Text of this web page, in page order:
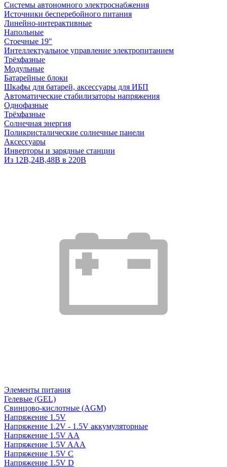
Системы автономного электроснабжения
Источники бесперебойного питания
Линейно-интерактивные
Напольные
Стоечные 19"
Интеллектуальное управление электропитанием
Трёхфазные
Модульные
Батарейные блоки
Шкафы для батарей, аксессуары для ИБП
Автоматические стабилизаторы напряжения
Однофазные
Трёхфазные
Солнечная энергия
Поликристалические солнечные панели
Аксессуары
Инверторы и зарядные станции
Из 12В,24В,48В в 220В
Элементы питания
Гелевые (GEL)
Свинцово-кислотные (AGM)
Напряжение 1.5V
Напряжение 1.2V - 1.5V аккумуляторные
Напряжение 1.5V AA
Напряжение 1.5V AAA
Напряжение 1.5V C
Напряжение 1.5V D